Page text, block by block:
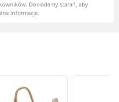
Dokładamy starań, aby
informacje.